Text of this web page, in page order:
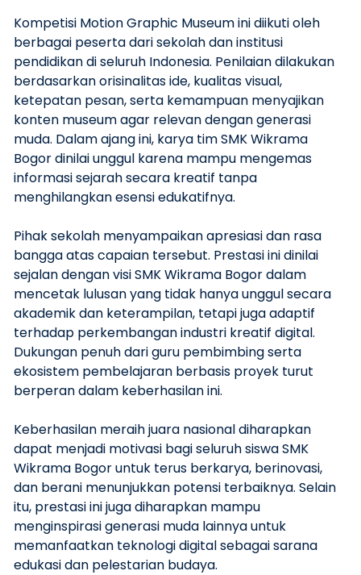
Kompetisi Motion Graphic Museum ini diikuti oleh
berbagai peserta dari sekolah dan institusi
pendidikan di seluruh Indonesia. Penilaian dilakukan
berdasarkan orisinalitas ide, kualitas visual,
ketepatan pesan, serta kemampuan menyajikan
konten museum agar relevan dengan generasi
muda. Dalam ajang ini, karya tim SMK Wikrama
Bogor dinilai unggul karena mampu mengemas
informasi sejarah secara kreatif tanpa
menghilangkan esensi edukatifnya.
Pihak sekolah menyampaikan apresiasi dan rasa
bangga atas capaian tersebut. Prestasi ini dinilai
sejalan dengan visi SMK Wikrama Bogor dalam
mencetak lulusan yang tidak hanya unggul secara
akademik dan keterampilan, tetapi juga adaptif
terhadap perkembangan industri kreatif digital.
Dukungan penuh dari guru pembimbing serta
ekosistem pembelajaran berbasis proyek turut
berperan dalam keberhasilan ini.
Keberhasilan meraih juara nasional diharapkan
dapat menjadi motivasi bagi seluruh siswa SMK
Wikrama Bogor untuk terus berkarya, berinovasi,
dan berani menunjukkan potensi terbaiknya. Selain
itu, prestasi ini juga diharapkan mampu
menginspirasi generasi muda lainnya untuk
memanfaatkan teknologi digital sebagai sarana
edukasi dan pelestarian budaya.